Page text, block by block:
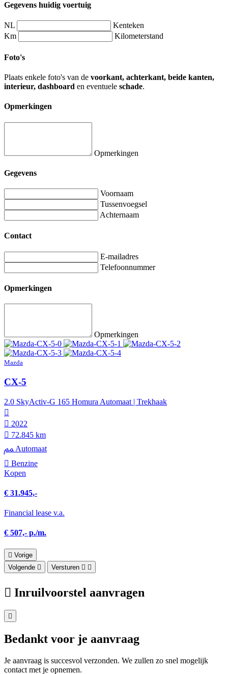
Gegevens huidig voertuig
NL
Kenteken
Km
Kilometerstand
Foto's
Plaats enkele foto's van de voorkant, achterkant, beide kanten,
interieur, dashboard en eventuele schade.
Opmerkingen
Opmerkingen
Gegevens
Voornaam
Tussenvoegsel
Achternaam
Contact
E-mailadres
Telefoonnummer
Opmerkingen
Opmerkingen
Mazda
CX-5
2.0 SkyActiv-G 165 Homura Automaat | Trekhaak
2022
72.845 km
Automaat
Benzine
Kopen
€ 31.945,-
Financial lease v.a.
€ 507,- p./m.
Vorige
Volgende
Versturen
Inruilvoorstel aanvragen
Bedankt voor je aanvraag
Je aanvraag is succesvol verzonden. We zullen zo snel mogelijk
contact met je opnemen.